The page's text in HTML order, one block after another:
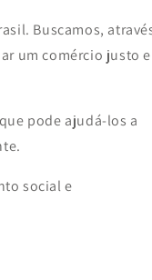
Buscamos,
um comércio justo e
pode ajudá-los a
social e